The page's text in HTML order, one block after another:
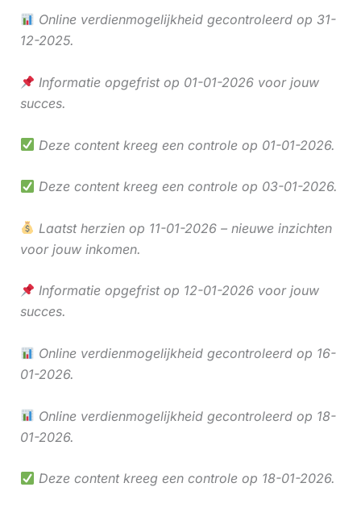
Online verdienmogelijkheid gecontroleerd op 31-
12-2025.
Informatie opgefrist op 01-01-2026 voor jouw
succes.
Deze content kreeg een controle op 01-01-2026.
Deze content kreeg een controle op 03-01-2026.
Laatst herzien op 11-01-2026 – nieuwe inzichten
voor jouw inkomen.
Informatie opgefrist op 12-01-2026 voor jouw
succes.
Online verdienmogelijkheid gecontroleerd op 16-
01-2026.
Online verdienmogelijkheid gecontroleerd op 18-
01-2026.
Deze content kreeg een controle op 18-01-2026.